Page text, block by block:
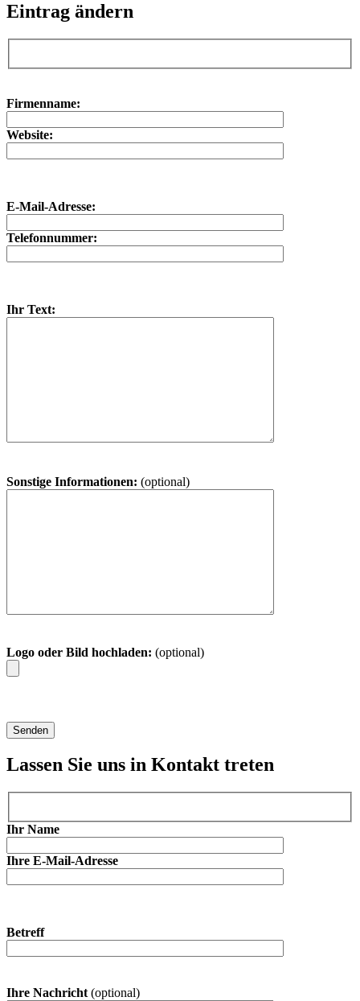
Eintrag ändern
Firmenname:
Website:
E-Mail-Adresse:
Telefonnummer:
Ihr Text:
Sonstige Informationen: (optional)
Logo oder Bild hochladen: (optional)
Lassen Sie uns in Kontakt treten
Ihr Name
Ihre E-Mail-Adresse
Betreff
Ihre Nachricht (optional)